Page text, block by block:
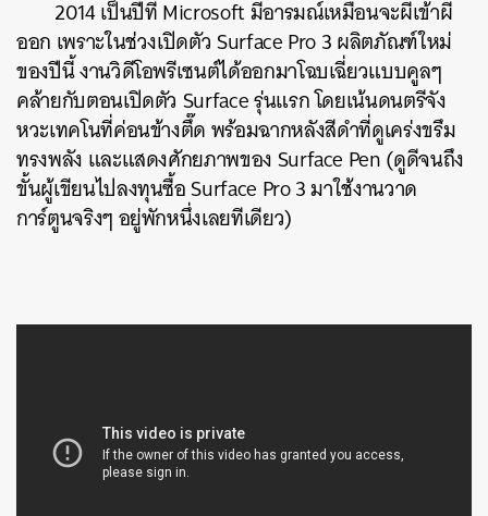
2014 เป็นปีที่ Microsoft มีอารมณ์เหมือนจะผีเข้าผี
ออก เพราะในช่วงเปิดตัว Surface Pro 3 ผลิตภัณฑ์ใหม่
ของปีนี้ งานวิดีโอพรีเซนต์ได้ออกมาโฉบเฉี่ยวแบบคูลๆ
คล้ายกับตอนเปิดตัว Surface รุ่นแรก โดยเน้นดนตรีจัง
หวะเทคโนที่ค่อนข้างตึ๊ด พร้อมฉากหลังสีดำที่ดูเคร่งขรึม
ทรงพลัง และแสดงศักยภาพของ Surface Pen (ดูดีจนถึง
ขั้นผู้เขียนไปลงทุนซื้อ Surface Pro 3 มาใช้งานวาด
การ์ตูนจริงๆ อยู่พักหนึ่งเลยทีเดียว)